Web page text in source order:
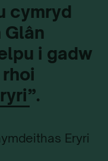
cymryd
Glân
i gadw
Eryri